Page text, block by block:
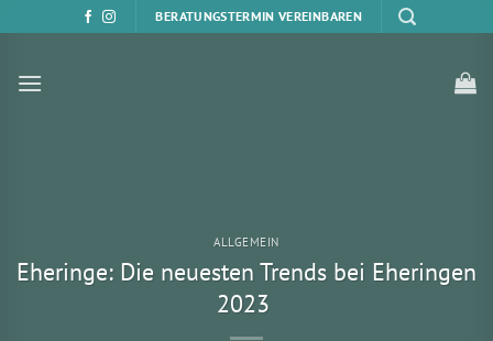
Inhalt
BERATUNGSTERMIN VEREINBAREN
ALLGEMEIN
Eheringe: Die neuesten Trends bei Eheringen
2023